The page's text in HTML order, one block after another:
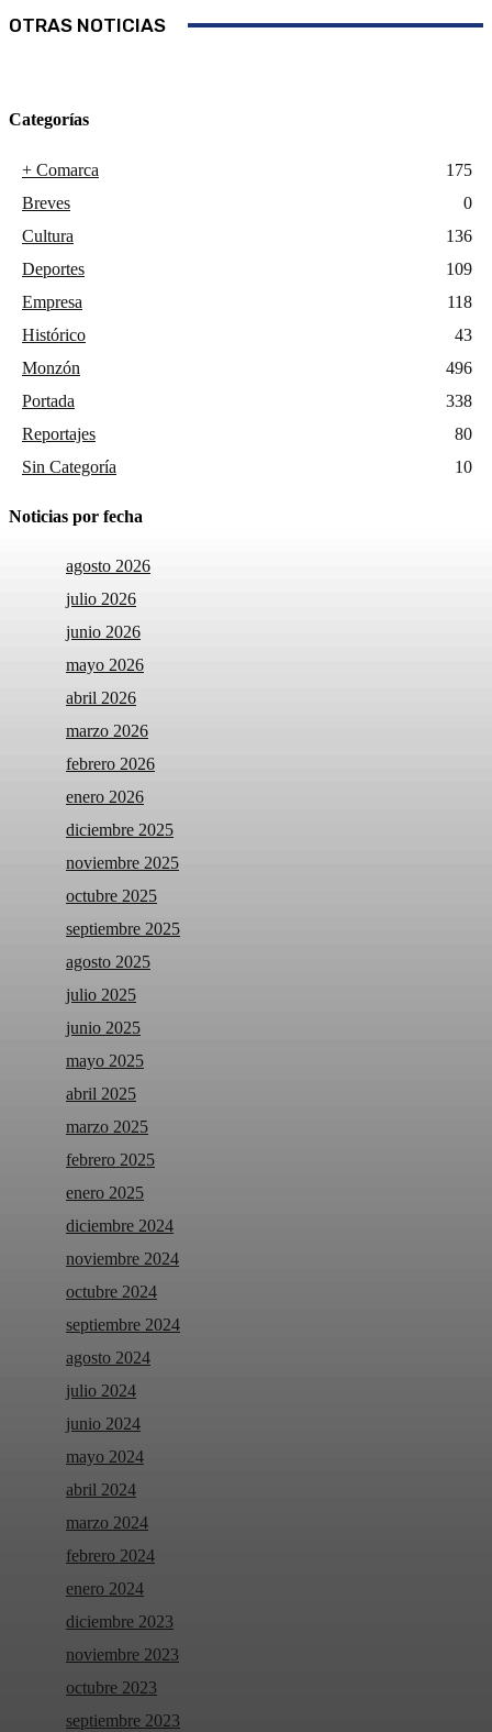
OTRAS NOTICIAS
Categorías
+ Comarca
175
Breves
0
Cultura
136
Deportes
109
Empresa
118
Histórico
43
Monzón
496
Portada
338
Reportajes
80
Sin Categoría
10
Noticias por fecha
agosto 2026
julio 2026
junio 2026
mayo 2026
abril 2026
marzo 2026
febrero 2026
enero 2026
diciembre 2025
noviembre 2025
octubre 2025
septiembre 2025
agosto 2025
julio 2025
junio 2025
mayo 2025
abril 2025
marzo 2025
febrero 2025
enero 2025
diciembre 2024
noviembre 2024
octubre 2024
septiembre 2024
agosto 2024
julio 2024
junio 2024
mayo 2024
abril 2024
marzo 2024
febrero 2024
enero 2024
diciembre 2023
noviembre 2023
octubre 2023
septiembre 2023